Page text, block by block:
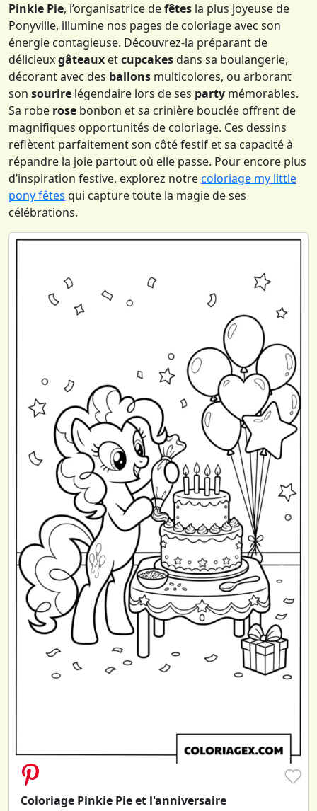
Pinkie Pie, l’organisatrice defêtes la plus joyeuse de
Ponyville, illumine nos pages de coloriage avec son
énergie contagieuse. Découvrez-la préparant de
délicieuxgâteaux etcupcakesdans sa boulangerie,
décorant avec des ballons multicolores, ou arborant
son sourire légendaire lors de ses party mémorables.
Sa robe rose bonbon et sa crinière bouclée offrent de
magnifiques opportunités de coloriage. Ces dessins
reflètent parfaitement son côté festif et sa capacité à
répandre la joie partout où elle passe. Pour encore plus
d’inspiration festive, explorez notrecoloriage my little
pony fêtes qui capture toute la magie de ses
célébrations.
♥
Coloriage Pinkie Pie et l'anniversaire